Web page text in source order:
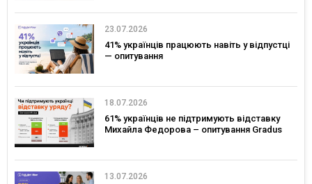
23.07.2026
41% українців працюють навіть у відпустці
— опитування
18.07.2026
61% українців не підтримують відставку
Михайла Федорова – опитування Gradus
13.07.2026